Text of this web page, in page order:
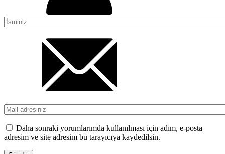
Daha sonraki yorumlarımda kullanılması için adım, e-posta
adresim ve site adresim bu tarayıcıya kaydedilsin.